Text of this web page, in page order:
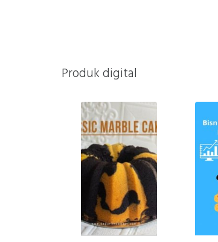
Produk digital